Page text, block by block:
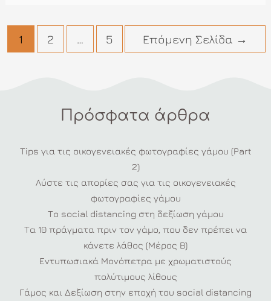
νυφικού
Πλοήγηση
άρθρων
1 2 … 5 Επόμενη Σελίδα →
Πρόσφατα άρθρα
Tips για τις οικογενειακές φωτογραφίες γάμου (Part
2)
Λύστε τις απορίες σας για τις οικογενειακές
φωτογραφίες γάμου
Το social distancing στη δεξίωση γάμου
Τα 10 πράγματα πριν τον γάμο, που δεν πρέπει να
κάνετε λάθος (Μέρος Β)
Εντυπωσιακά Μονόπετρα με χρωματιστούς
πολύτιμους λίθους
Γάμος και Δεξίωση στην εποχή του social distancing